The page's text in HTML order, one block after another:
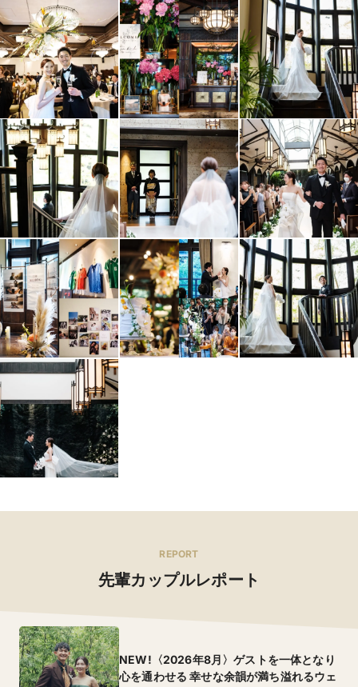
REPORT
先輩カップルレポート
NEW!〈2026年8月〉ゲストを一体となり
心を通わせる 幸せな余韻が満ち溢れるウェ